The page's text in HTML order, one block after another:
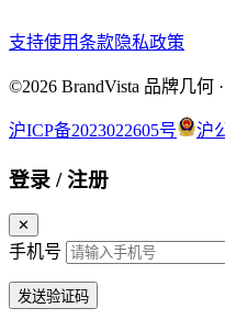
支持使用条款隐私政策
©2026 BrandVista 品牌几何
沪ICP备2023022605号 沪
登录 / 注册
✕
手机号
发送验证码